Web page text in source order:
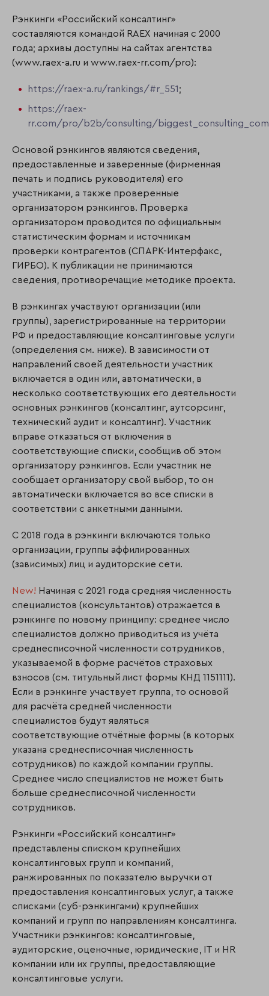
Рэнкинги «Российский консалтинг»
составляются командой RAEX начиная с 2000
года; архивы доступны на сайтах агентства
(www.raex-a.ru и www.raex-rr.com/pro):
https://raex-a.ru/rankings/#r_551 ;
https://raex-
rr.com/pro/b2b/consulting/
Основой рэнкингов являются сведения,
предоставленные и заверенные (фирменная
печать и подпись руководителя) его
участниками, а также проверенные
организатором рэнкингов. Проверка
организатором проводится по официальным
статистическим формам и источникам
проверки контрагентов (СПАРК-Интерфакс,
ГИРБО). К публикации не принимаются
сведения, противоречащие методике проекта.
В рэнкингах участвуют организации (или
группы), зарегистрированные на территории
РФ и предоставляющие консалтинговые услуги
(определения см. ниже). В зависимости от
направлений своей деятельности участник
включается в один или, автоматически, в
несколько соответствующих его деятельности
основных рэнкингов (консалтинг, аутсорсинг,
технический аудит и консалтинг). Участник
вправе отказаться от включения в
соответствующие списки, сообщив об этом
организатору рэнкингов. Если участник не
сообщает организатору свой выбор, то он
автоматически включается во все списки в
соответствии с анкетными данными.
С 2018 года в рэнкинги включаются только
организации, группы аффилированных
(зависимых) лиц и аудиторские сети.
New! Начиная с 2021 года средняя численность
специалистов (консультантов) отражается в
рэнкинге по новому принципу: среднее число
специалистов должно приводиться из учёта
среднесписочной численности сотрудников,
указываемой в форме расчётов страховых
взносов (см. титульный лист формы КНД 1151111).
Если в рэнкинге участвует группа, то основой
для расчёта средней численности
специалистов будут являться
соответствующие отчётные формы (в которых
указана среднесписочная численность
сотрудников) по каждой компании группы.
Среднее число специалистов не может быть
больше среднесписочной численности
сотрудников.
Рэнкинги «Российский консалтинг»
представлены списком крупнейших
консалтинговых групп и компаний,
ранжированных по показателю выручки от
предоставления консалтинговых услуг, а также
списками (суб-рэнкингами) крупнейших
компаний и групп по направлениям консалтинга.
Участники рэнкингов: консалтинговые,
аудиторские, оценочные, юридические, IT и HR
компании или их группы, предоставляющие
консалтинговые услуги.